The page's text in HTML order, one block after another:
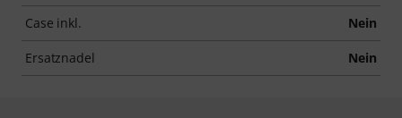
Case inkl. Nein
Ersatznadel Nein